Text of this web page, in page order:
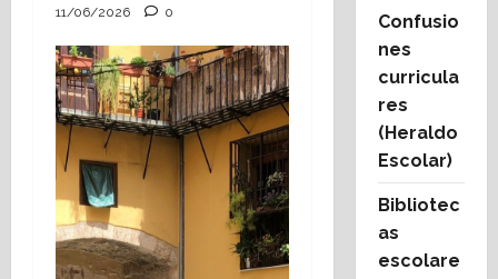
11/06/2026
0
Confusio
nes
curricula
res
(Heraldo
Escolar)
Bibliotec
as
escolare